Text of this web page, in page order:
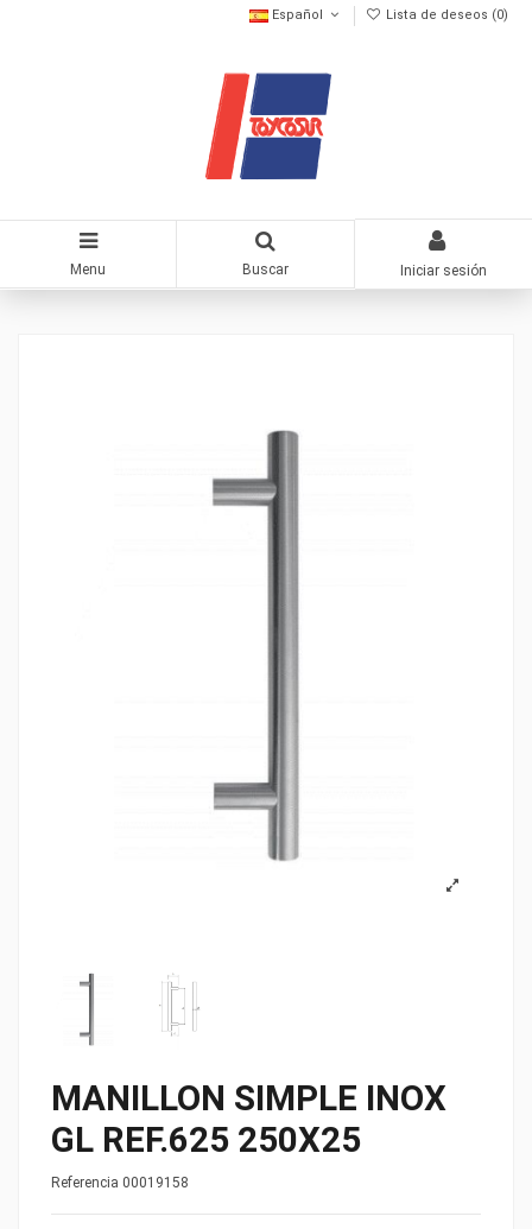
Español Lista de deseos (0)
Menu Buscar Iniciar sesión
MANILLON SIMPLE INOX
GL REF.625 250X25
Referencia 00019158